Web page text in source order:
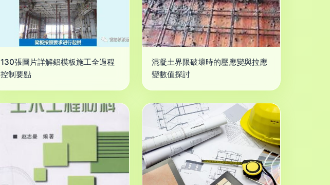
130張圖片詳解鋁模板施工全過程
控制要點
混凝土界限破壞時的壓應變與拉應
變數值探討